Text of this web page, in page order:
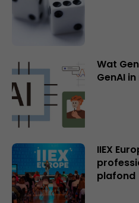
Wat
GenAI
IIEX
plafond